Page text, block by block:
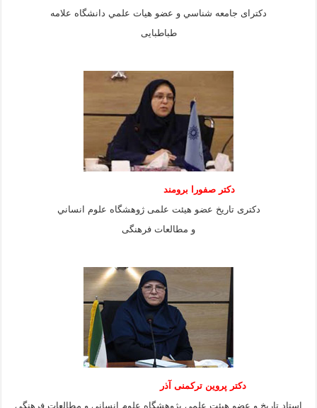
دكتراى جامعه شناسي و عضو هيات علمي دانشگاه علامه
طباطبايى
دكتر صفورا برومند
دكترى تاريخ عضو هيئت علمى ژوهشگاه علوم انساني
و مطالعات فرهنگى
دکتر پروین ترکمنی آذر
استاد تاریخ و عضو هیئت علمی پژوهشگاه علوم انسانی و مطالعات فرهنگى